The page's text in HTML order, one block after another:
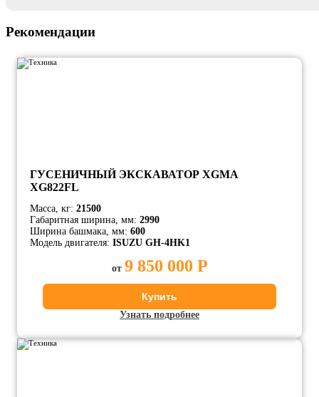
Рекомендации
ГУСЕНИЧНЫЙ ЭКСКАВАТОР XGMA
XG822FL
Масса, кг: 21500
Габаритная ширина, мм: 2990
Ширина башмака, мм: 600
Модель двигателя: ISUZU GH-4HK1
от 9 850 000 Р
Купить
Узнать подробнее